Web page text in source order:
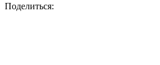
Поделиться: